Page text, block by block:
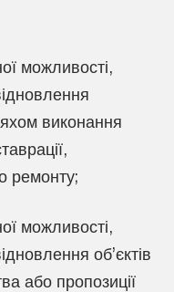
можливості,
виконання
ремонту;
можливості,
об’єктів
або пропозиції